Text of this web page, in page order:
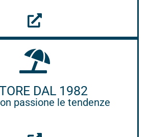
DAL 1982
passione le tendenze